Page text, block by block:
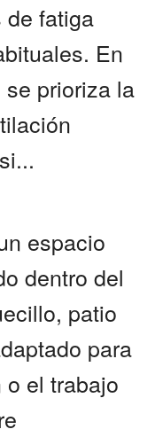
de fatiga
En
prioriza la
espacio
dentro del
patio
para
el trabajo